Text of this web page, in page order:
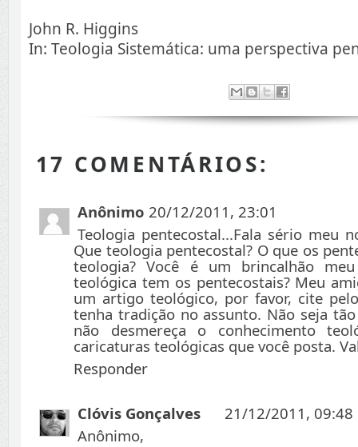
John R. Higgins
In: Teologia Sistemática: uma perspectiva
17 COMENTÁRIOS:
Anônimo 20/12/2011, 23:01
Teologia pentecostal...Fala sério meu
Que teologia pentecostal? O que os
teologia? Você é um brincalhão
teológica tem os pentecostais? Meu
um artigo teológico, por favor, cite
tenha tradição no assunto. Não seja
não desmereça o conhecimento
caricaturas teológicas que você posta.
Responder
Clóvis Gonçalves
21/12/2011, 09:48
Anônimo,